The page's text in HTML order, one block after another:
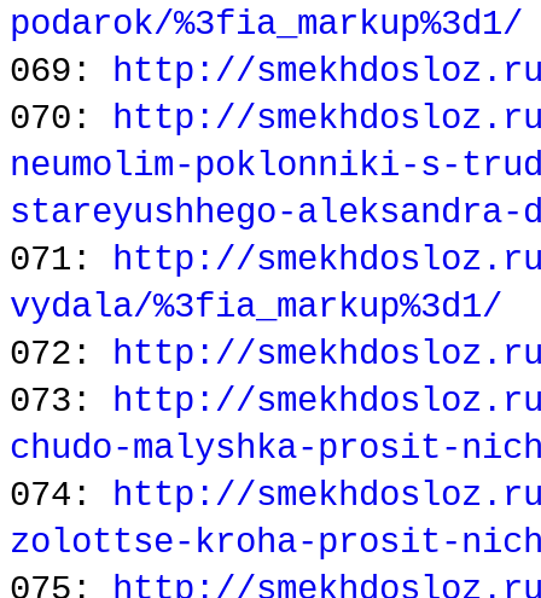
podarok/%3fia_markup%3d1/
069: http://
070: http://
neumolim-poklonniki-s-
stareyushhego-aleksandra-
071: http://
vydala/%3fia_markup%3d1/
072: http://
073: http://
chudo-malyshka-prosit-
074: http://
zolottse-kroha-prosit-